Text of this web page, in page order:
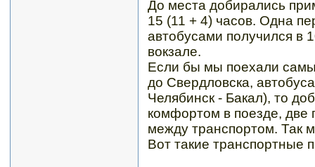
До места добирались
15 (11 + 4) часов. Одна
автобусами получился в
вокзале.
Если бы мы поехали
до Свердловска,
Челябинск - Бакал), то
комфортом в поезде, две
между транспортом. Так
Вот такие транспортные